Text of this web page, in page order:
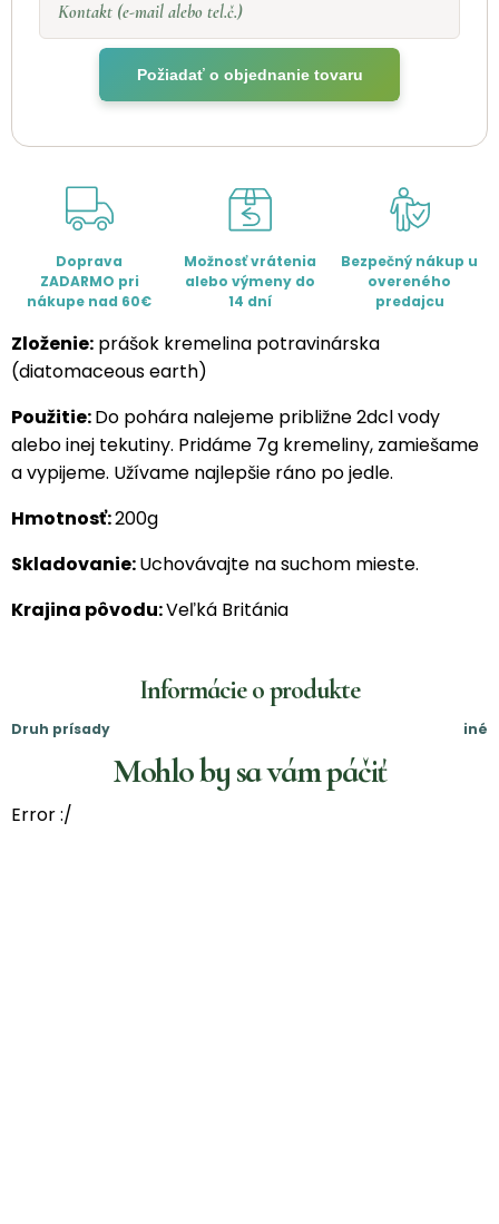
Kontakt (e-mail alebo tel.č.)
Požiadať o objednanie tovaru
Doprava
ZADARMO pri
nákupe nad 60€
Možnosť vrátenia
alebo výmeny do
14 dní
Bezpečný nákup u
overeného
predajcu
Zloženie: prášok kremelina potravinárska
(diatomaceous earth)
Použitie:Do pohára nalejeme približne 2dcl vody
alebo inej tekutiny. Pridáme 7g kremeliny, zamiešame
a vypijeme. Užívame najlepšie ráno po jedle.
Hmotnosť:200g
Skladovanie:Uchovávajte na suchom mieste.
Krajina pôvodu:Veľká Británia
Informácie o produkte
Druh prísady iné
Mohlo by sa vám páčiť
Error :/